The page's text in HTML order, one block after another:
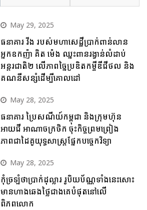
May 29, 2025
ធនាគារ វីង របស់មហាសេដ្ឋីប្រាក់ពាន់លាន
អ្នកឧកញ៉ា គិត ម៉េង ឈ្នះពានរង្វាន់លំដាប់
អន្តរជាតិ២ លើភាពច្នៃប្រឌិតកម្ចីឌីជីថល និង
គណនីសន្សំដើម្បីគោលដៅ
May 28, 2025
ធនាគារ ប្រៃសណីយ៍កម្ពុជា និងក្រុមហ៊ុន
អាយជី អាណាចក្រថិក ចុះកិច្ចព្រមព្រៀង
ភាពជាដៃគូយុទ្ធសាស្ត្រផ្នែកបច្ចេកវិទ្យា
May 28, 2025
កុំច្រឡំថាប្រាក់ដុល្លារ រូបិយប័ណ្ណទាំងនេះសោះ
មានហាងឆេងថ្លៃជាងគេបំផុតនៅលើ
ពិភពលោក